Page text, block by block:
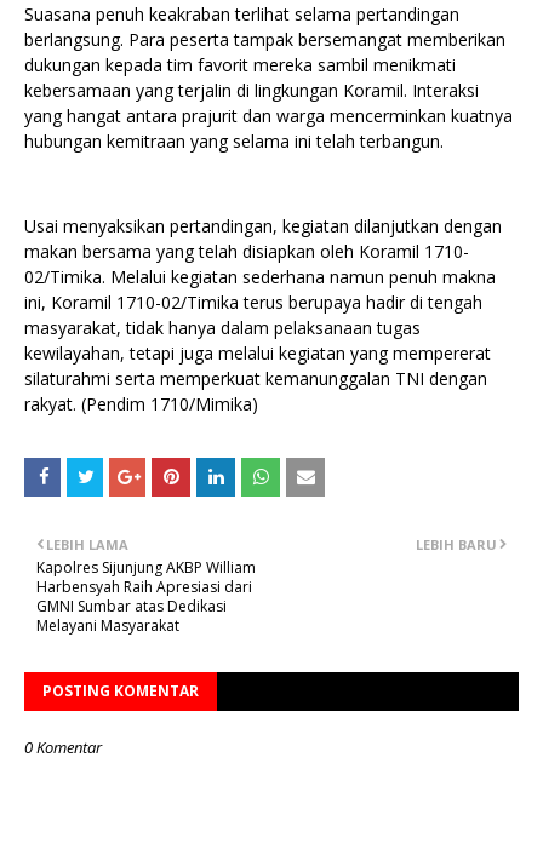
Suasana penuh keakraban terlihat selama pertandingan
berlangsung. Para peserta tampak bersemangat memberikan
dukungan kepada tim favorit mereka sambil menikmati
kebersamaan yang terjalin di lingkungan Koramil. Interaksi
yang hangat antara prajurit dan warga mencerminkan kuatnya
hubungan kemitraan yang selama ini telah terbangun.
Usai menyaksikan pertandingan, kegiatan dilanjutkan dengan
makan bersama yang telah disiapkan oleh Koramil 1710-
02/Timika. Melalui kegiatan sederhana namun penuh makna
ini, Koramil 1710-02/Timika terus berupaya hadir di tengah
masyarakat, tidak hanya dalam pelaksanaan tugas
kewilayahan, tetapi juga melalui kegiatan yang mempererat
silaturahmi serta memperkuat kemanunggalan TNI dengan
rakyat. (Pendim 1710/Mimika)
LEBIH BARU
LEBIH LAMA
Kapolres Sijunjung AKBP William
Harbensyah Raih Apresiasi dari
GMNI Sumbar atas Dedikasi
Melayani Masyarakat
POSTING KOMENTAR
0 Komentar